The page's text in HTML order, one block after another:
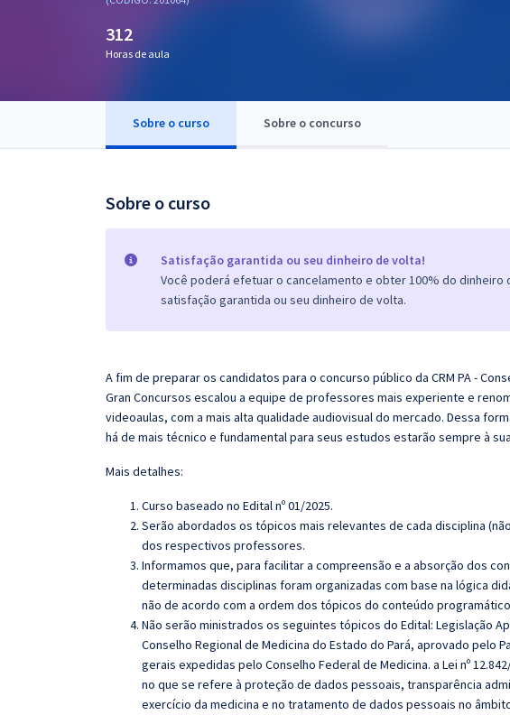
OAB
312
Horas de aula
Sobre o curso Sobre o concurso
Sobre o curso
Satisfação garantida ou seu dinheiro de volta!
Você poderá efetuar o cancelamento e obter 100% do dinheiro
satisfação garantida ou seu dinheiro de volta.
A fim de preparar os candidatos para o concurso público da CRM PA -
Gran Concursos escalou a equipe de professores mais experiente e
videoaulas, com a mais alta qualidade audiovisual do mercado. Dessa
há de mais técnico e fundamental para seus estudos estarão sempre à
Mais detalhes:
Curso baseado no Edital nº 01/2025.
Serão abordados os tópicos mais relevantes de cada disciplina
dos respectivos professores.
Informamos que, para facilitar a compreensão e a absorção dos
determinadas disciplinas foram organizadas com base na lógica
não de acordo com a ordem dos tópicos do conteúdo
Não serão ministrados os seguintes tópicos do Edital: Legislação
Conselho Regional de Medicina do Estado do Pará, aprovado pelo
gerais expedidas pelo Conselho Federal de Medicina. a Lei nº
no que se refere à proteção de dados pessoais, transparência
exercício da medicina e no tratamento de dados pessoais no